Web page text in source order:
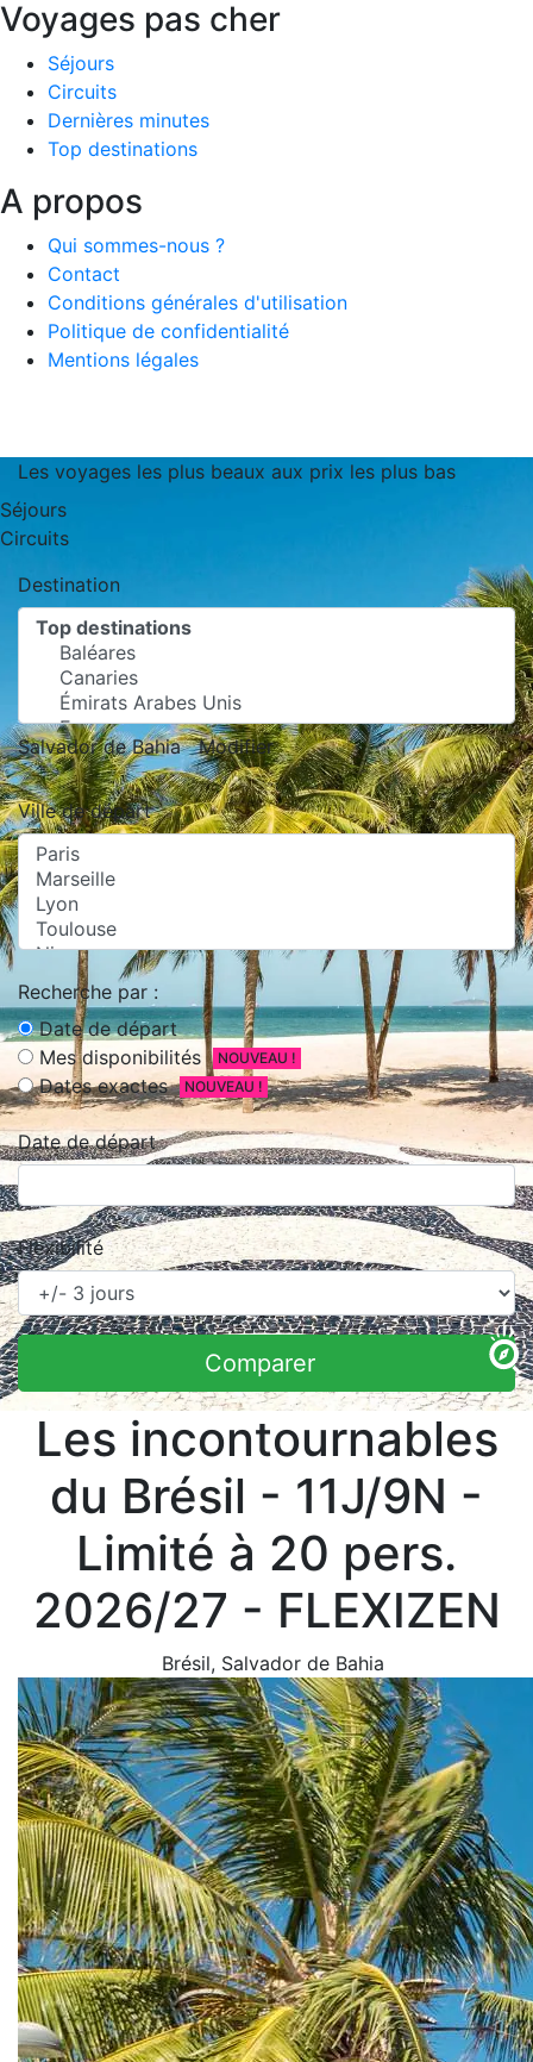
Voyages pas cher
Séjours
Circuits
Dernières minutes
Top destinations
A propos
Qui sommes-nous ?
Contact
Conditions générales d'utilisation
Politique de confidentialité
Mentions légales
Les voyages les plus beaux aux prix les plus bas
Séjours
Circuits
Destination
Salvador de Bahia Modifier
Ville de départ
Recherche par :
Date de départ
Mes disponibilités
NOUVEAU !
Dates exactes NOUVEAU !
Date de départ
Flexibilité
Comparer
Les incontournables
du Brésil - 11J/9N -
Limité à 20 pers.
2026/27 - FLEXIZEN
Brésil, Salvador de Bahia